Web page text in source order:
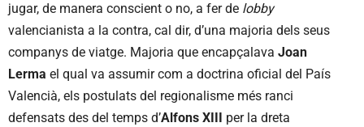
jugar, de manera conscient o no, a fer de lobby
valencianista a la contra, cal dir, d’una majoria dels seus
companys de viatge. Majoria que encapçalava Joan
Lerma el qual va assumir com a doctrina oficial del País
Valencià, els postulats del regionalisme més ranci
defensats des del temps d’Alfons XIII
per la dreta